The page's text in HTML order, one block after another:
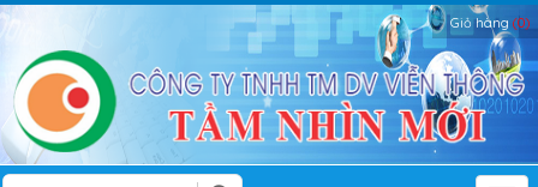
Giỏ hàng (0)